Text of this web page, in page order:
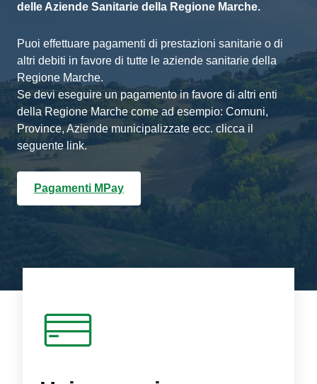
delle Aziende Sanitarie della Regione Marche.
Puoi effettuare pagamenti di prestazioni sanitarie o di
altri debiti in favore di tutte le aziende sanitarie della
Regione Marche.
Se devi eseguire un pagamento in favore di altri enti
della Regione Marche come ad esempio: Comuni,
Province, Aziende municipalizzate ecc. clicca il
seguente link.
Pagamenti MPay